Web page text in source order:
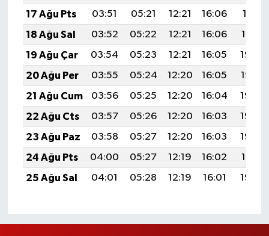
17 Ağu Pts
03:51 05:21 12:21 16:06
19:11
18 Ağu Sal
03:52 05:22 12:21 16:06
19:10
19 Ağu Çar
03:54 05:23 12:21 16:05
19:08
20 Ağu Per
03:55 05:24 12:20 16:05
19:07
21 Ağu Cum
03:56 05:25 12:20 16:04
19:06
22 Ağu Cts
03:57 05:26 12:20 16:03
19:04
23 Ağu Paz
03:58 05:27 12:20 16:03
19:03
24 Ağu Pts
04:00 05:27 12:19 16:02
19:01
25 Ağu Sal
04:01 05:28 12:19 16:01 19:00